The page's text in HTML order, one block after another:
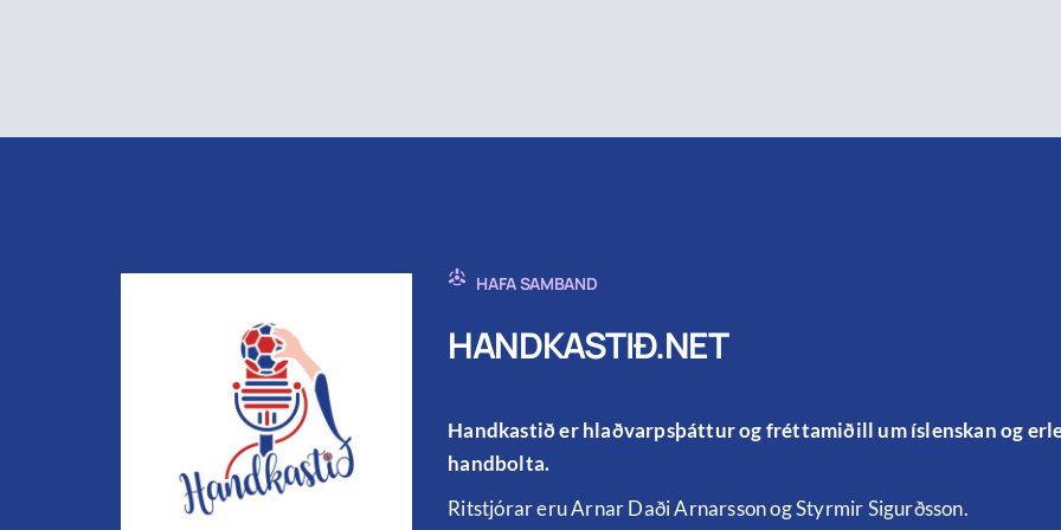
HAFA SAMBAND
HANDKASTIÐ.NET
Handkastið er hlaðvarpsþáttur og fréttamiðill um íslenskan og
handbolta.
Ritstjórar eru Arnar Daði Arnarsson og Styrmir Sigurðsson.